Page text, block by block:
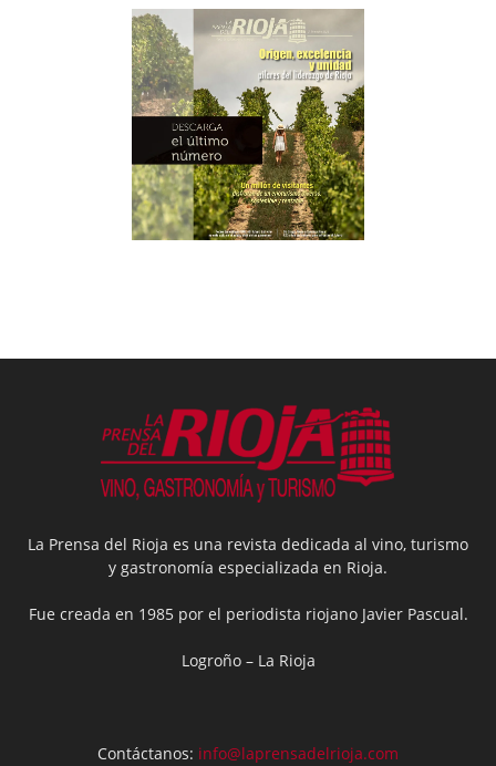
La Prensa del Rioja es una revista dedicada al vino, turismo
y gastronomía especializada en Rioja.
Fue creada en 1985 por el periodista riojano Javier Pascual.
Logroño – La Rioja
Contáctanos: info@laprensadelrioja.com